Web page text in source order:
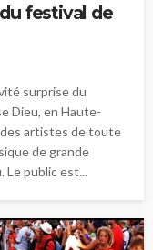
festival de
surprise du
Dieu, en Haute-
des artistes de toute
de grande
Le public est...